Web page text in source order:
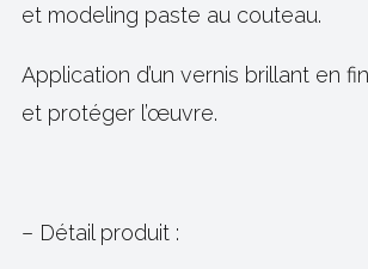
et modeling paste au couteau.
Application d’un vernis brillant en
et protéger l’œuvre.
– Détail produit :